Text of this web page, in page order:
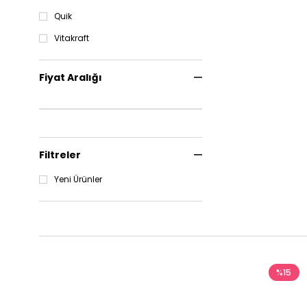
Quik
Vitakraft
Fiyat Aralığı
Filtreler
Yeni Ürünler
%15